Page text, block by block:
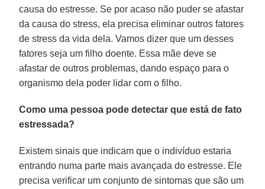
causa do estresse. Se por acaso não puder se afastar
da causa do stress, ela precisa eliminar outros fatores
de stress da vida dela. Vamos dizer que um desses
fatores seja um filho doente. Essa mãe deve se
afastar de outros problemas, dando espaço para o
organismo dela poder lidar com o filho.
Como uma pessoa pode detectar que está de fato
estressada?
Existem sinais que indicam que o indivíduo estaria
entrando numa parte mais avançada do estresse. Ele
precisa verificar um conjunto de sintomas que são um